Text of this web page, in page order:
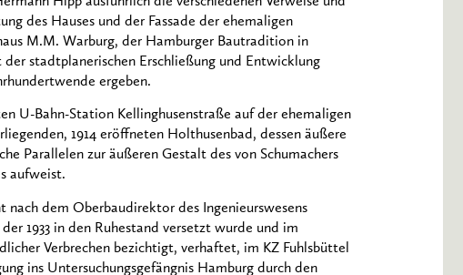
des Hauses und der Fassade der ehemaligen
M.M. Warburg, der Hamburger Bautradition in
stadtplanerischen Erschließung und Entwicklung
ergeben.
U-Bahn-Station Kellinghusenstraße auf der ehemaligen
1914 eröffneten Holthusenbad, dessen äußere
Parallelen zur äußeren Gestalt des von Schumachers
aufweist.
dem Oberbaudirektor des Ingenieurswesens
1933 in den Ruhestand versetzt wurde und im
Verbrechen bezichtigt, verhaftet, im KZ Fuhlsbüttel
ins Untersuchungsgefängnis Hamburg durch den